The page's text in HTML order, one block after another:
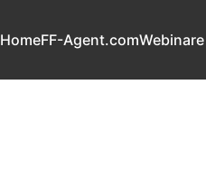
HomeFF-Agent.comWebinare